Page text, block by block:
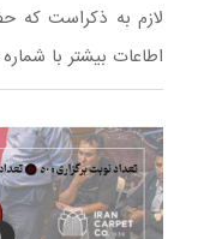
لازم به ذکراست که
اطاعات بیشتر با شماره ۰۹۱۲۱۲۱۲۷۰۰ تماس حاصل فرمایید.